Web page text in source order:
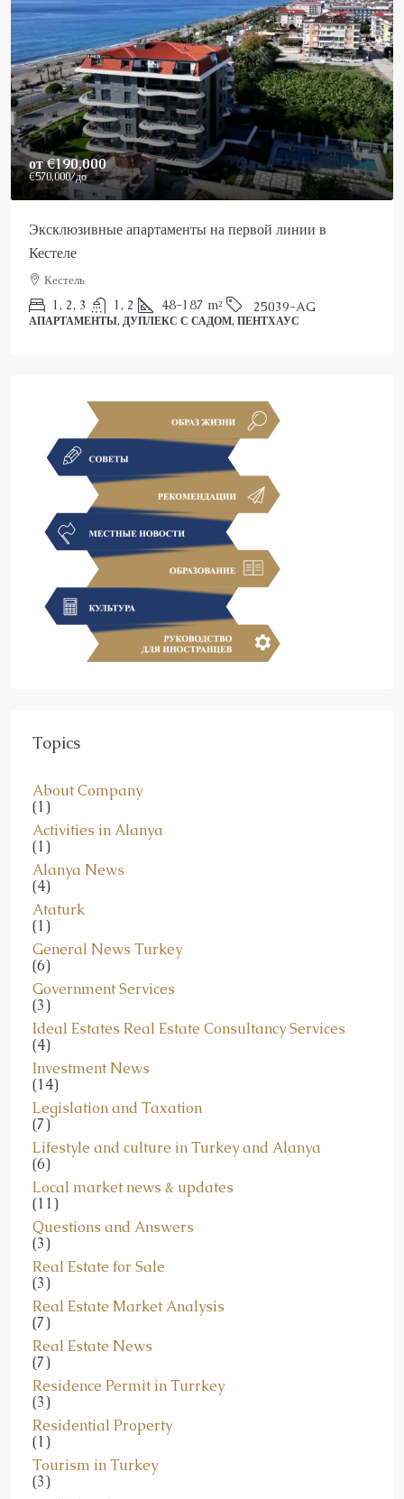
Price On Request
Роскошный пентхаус в Аланье на продажу
Аланья, Каргыджак
2
ПЕНТХАУС
(1)
Activities in Alanya
(1)
Alanya News
(4)
Ataturk
(1)
General News Turkey
(6)
Government Services
(3)
Ideal Estates Real Estate Consultancy Services
(4)
Investment News
(14)
Legislation and Taxation
(7)
Lifestyle and culture in Turkey and Alanya
(6)
Local market news & updates
(11)
Questions and Answers
(3)
Real Estate for Sale
(3)
Real Estate Market Analysis
(7)
Real Estate News
(7)
Residence Permit in Turrkey
(3)
Residential Property
(1)
Tourism in Turkey
(3)
Turkish Culture & History